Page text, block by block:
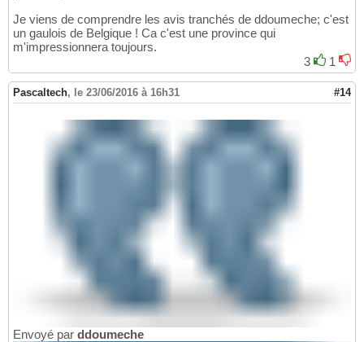
Je viens de comprendre les avis tranchés de ddoumeche; c'est
un gaulois de Belgique ! Ca c'est une province qui
m'impressionnera toujours.
3
1
Pascaltech, le 23/06/2016 à 16h31 #14
Envoyé par ddoumeche